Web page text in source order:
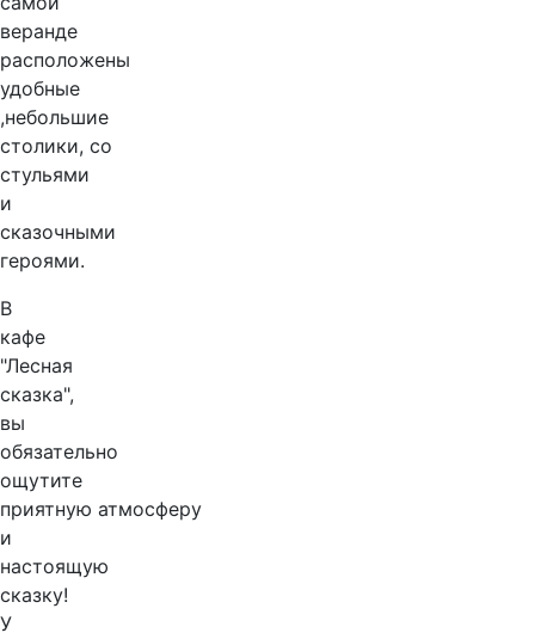
веранде
расположены
удобные
,небольшие
столики, со
стульями
и
сказочными
героями.
В
кафе
"Лесная
сказка",
вы
обязательно
ощутите
приятную атмосферу
и
настоящую
сказку!
У